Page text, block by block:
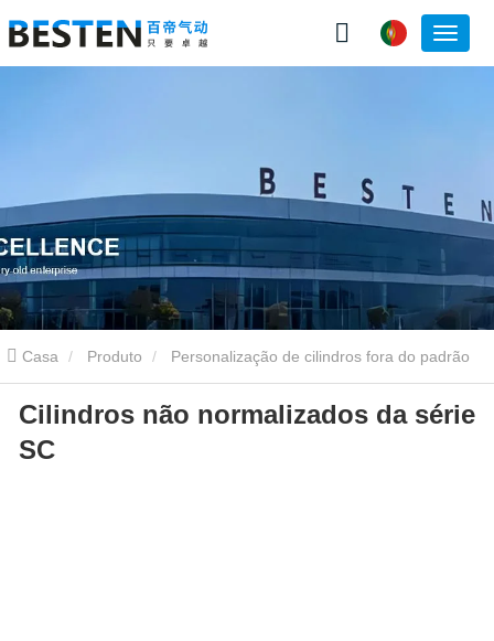
Casa Produto Personalização de cilindros fora do padrão
Cilindros não normalizados da série SC
Cilindros não normalizados da série
SC